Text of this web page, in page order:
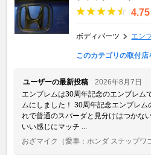
4.75
ボディパーツ エン
このカテゴリの取付店
ユーザーの最新投稿
2026年8月7日
エンブレムは30周年記念のエンブレム
ムにしました！ 30周年記念エンブレム
れで普通のスパーダと見分けはつかな
いい感じにマッチ ...
おざマイク
（愛車：ホンダ ステップワ